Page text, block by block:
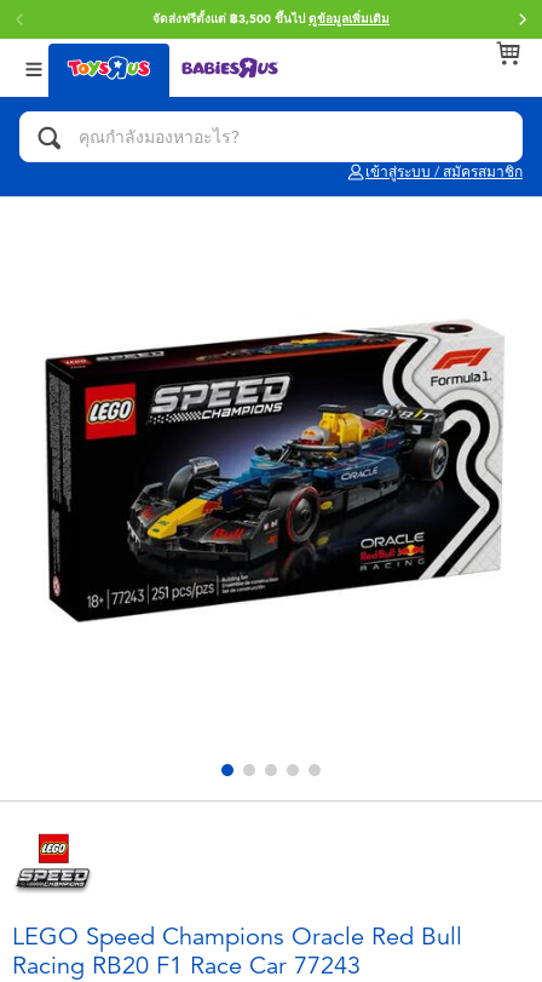
จัดส่งฟรีตั้งแต่ ฿3,500 ขึ้นไป ดูข้อมูลเพิ่มเติม
เข้าสู่ระบบ / สมัครสมาชิก
กลับ
หมวดหมู่
แอคชั่นฟิกเกอร์ และการสวมบทบาทเป็นฮีโร่
รถของเล่น, รถบรรทุกของเล่น, รถไฟของเล่น
และรีโมทบังคับ
กิจกรรมและงานคราฟท์
ตุ๊กตาและของสะสม
อุปกรณ์อิเล็คทรอนิกส์
เกมและพัซเซิล
กิจกรรมกลางแจ้งและกีฬา
อุปกรณ์แต่งตัวและการสวมบทบาท
ของเล่นนุ่มนิ่ม
กลับ
แบรนด์
Toy Story ทอย สตอรี่
LEGOเลโก้
Blokees บล็อคคีส์
Zuru ซูรู
X-Shot
playpop
Hot Wheels ฮ็อตวีลส์
กลับ
Age
0~2 ปี
8~11 ปี
12~14 ปี
LEGO Speed Champions Oracle Red Bull
Racing RB20 F1 Race Car 77243